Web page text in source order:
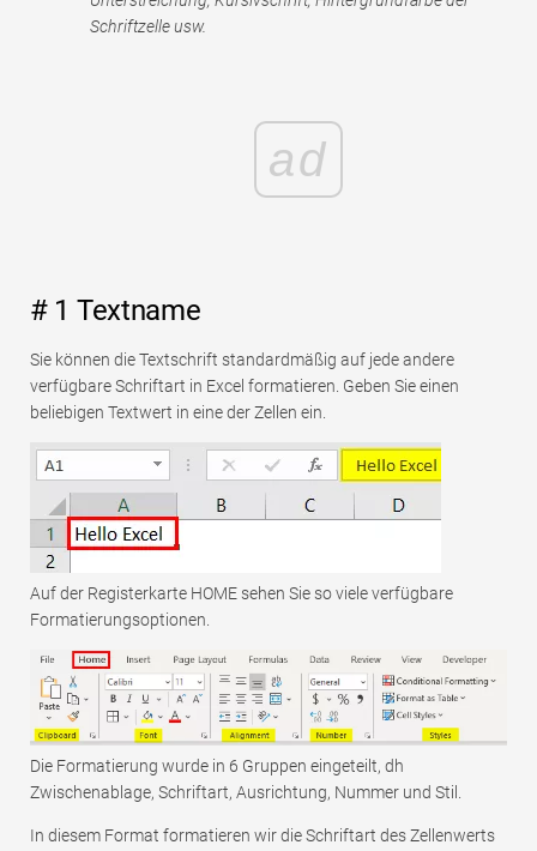
Schriftzelle usw.
ad
# 1 Textname
Sie können die Textschrift standardmäßig auf jede andere
verfügbare Schriftart in Excel formatieren. Geben Sie einen
beliebigen Textwert in eine der Zellen ein.
Auf der Registerkarte HOME sehen Sie so viele verfügbare
Formatierungsoptionen.
Die Formatierung wurde in 6 Gruppen eingeteilt, dh
Zwischenablage, Schriftart, Ausrichtung, Nummer und Stil.
In diesem Format formatieren wir die Schriftart des Zellenwerts